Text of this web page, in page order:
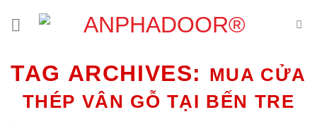
TAG ARCHIVES:
MUA CỬA
THÉP VÂN GỖ TẠI BẾN TRE